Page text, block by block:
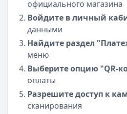
официального магазина
Войдите в личный
данными
Найдите раздел
меню
Выберите опцию "QR-
оплаты
Разрешите доступ к
сканирования